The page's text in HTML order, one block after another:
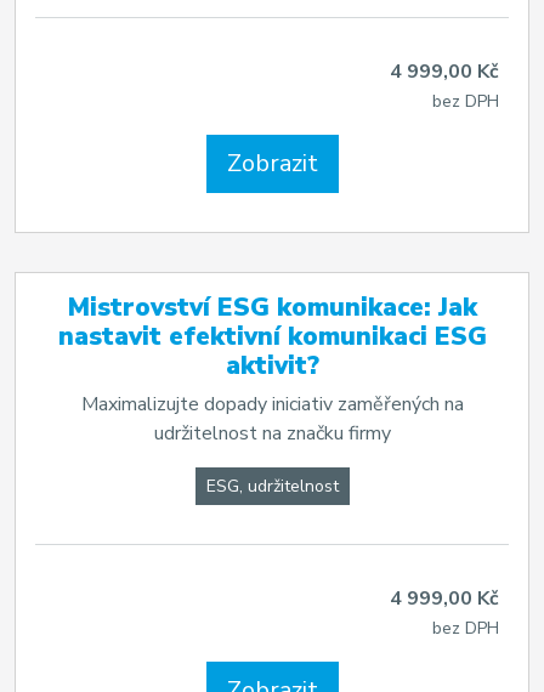
4 999,00 Kč
bez DPH
Zobrazit
Mistrovství ESG komunikace: Jak
nastavit efektivní komunikaci ESG
aktivit?
Maximalizujte dopady iniciativ zaměřených na
udržitelnost na značku firmy
ESG, udržitelnost
4 999,00 Kč
bez DPH